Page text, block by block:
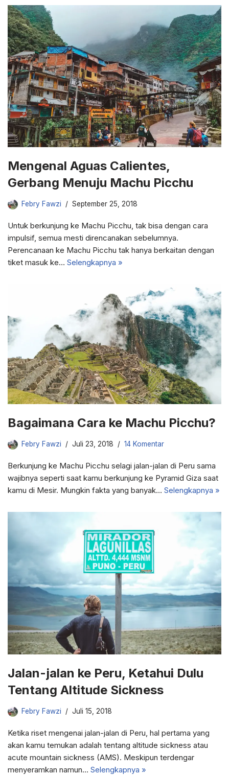
Mengenal Aguas Calientes,
Gerbang Menuju Machu Picchu
Febry Fawzi September 25, 2018
Untuk berkunjung ke Machu Picchu, tak bisa dengan cara
impulsif, semua mesti direncanakan sebelumnya.
Perencanaan ke Machu Picchu tak hanya berkaitan dengan
tiket masuk ke… Selengkapnya »
Bagaimana Cara ke Machu Picchu?
Febry Fawzi Juli 23, 2018 14 Komentar
Berkunjung ke Machu Picchu selagi jalan-jalan di Peru sama
wajibnya seperti saat kamu berkunjung ke Pyramid Giza saat
kamu di Mesir. Mungkin fakta yang banyak… Selengkapnya »
Jalan-jalan ke Peru, Ketahui Dulu
Tentang Altitude Sickness
Febry Fawzi Juli 15, 2018
Ketika riset mengenai jalan-jalan di Peru, hal pertama yang
akan kamu temukan adalah tentang altitude sickness atau
acute mountain sickness (AMS). Meskipun terdengar
menyeramkan namun… Selengkapnya »